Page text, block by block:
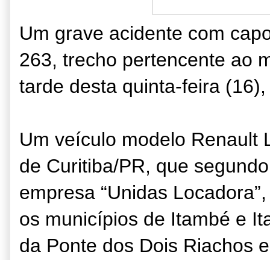
Um grave acidente com
263, trecho pertencente ao
tarde desta quinta-feira
Um veículo modelo Renault
de Curitiba/PR, que
empresa “Unidas
os municípios de Itambé e
da Ponte dos Dois Riachos